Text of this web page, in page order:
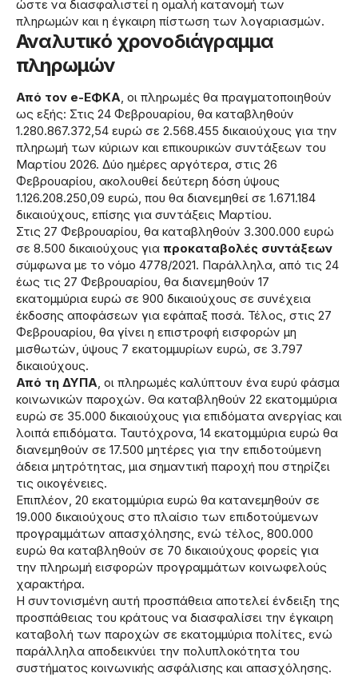
ώστε να διασφαλιστεί η ομαλή κατανομή των
πληρωμών και η έγκαιρη πίστωση των λογαριασμών.
Αναλυτικό χρονοδιάγραμμα
πληρωμών
Από τον e-ΕΦΚΑ, οι πληρωμές θα πραγματοποιηθούν
ως εξής: Στις 24 Φεβρουαρίου, θα καταβληθούν
1.280.867.372,54 ευρώ σε 2.568.455 δικαιούχους για την
πληρωμή των κύριων και επικουρικών συντάξεων του
Μαρτίου 2026. Δύο ημέρες αργότερα, στις 26
Φεβρουαρίου, ακολουθεί δεύτερη δόση ύψους
1.126.208.250,09 ευρώ, που θα διανεμηθεί σε 1.671.184
δικαιούχους, επίσης για συντάξεις Μαρτίου.
Στις 27 Φεβρουαρίου, θα καταβληθούν 3.300.000 ευρώ
σε 8.500 δικαιούχους για προκαταβολές συντάξεων
σύμφωνα με το νόμο 4778/2021. Παράλληλα, από τις 24
έως τις 27 Φεβρουαρίου, θα διανεμηθούν 17
εκατομμύρια ευρώ σε 900 δικαιούχους σε συνέχεια
έκδοσης αποφάσεων για εφάπαξ ποσά. Τέλος, στις 27
Φεβρουαρίου, θα γίνει η επιστροφή εισφορών μη
μισθωτών, ύψους 7 εκατομμυρίων ευρώ, σε 3.797
δικαιούχους.
Από τη ΔΥΠΑ, οι πληρωμές καλύπτουν ένα ευρύ φάσμα
κοινωνικών παροχών. Θα καταβληθούν 22 εκατομμύρια
ευρώ σε 35.000 δικαιούχους για επιδόματα ανεργίας και
λοιπά επιδόματα. Ταυτόχρονα, 14 εκατομμύρια ευρώ θα
διανεμηθούν σε 17.500 μητέρες για την επιδοτούμενη
άδεια μητρότητας, μια σημαντική παροχή που στηρίζει
τις οικογένειες.
Επιπλέον, 20 εκατομμύρια ευρώ θα κατανεμηθούν σε
19.000 δικαιούχους στο πλαίσιο των επιδοτούμενων
προγραμμάτων απασχόλησης, ενώ τέλος, 800.000
ευρώ θα καταβληθούν σε 70 δικαιούχους φορείς για
την πληρωμή εισφορών προγραμμάτων κοινωφελούς
χαρακτήρα.
Η συντονισμένη αυτή προσπάθεια αποτελεί ένδειξη της
προσπάθειας του κράτους να διασφαλίσει την έγκαιρη
καταβολή των παροχών σε εκατομμύρια πολίτες, ενώ
παράλληλα αποδεικνύει την πολυπλοκότητα του
συστήματος κοινωνικής ασφάλισης και απασχόλησης.